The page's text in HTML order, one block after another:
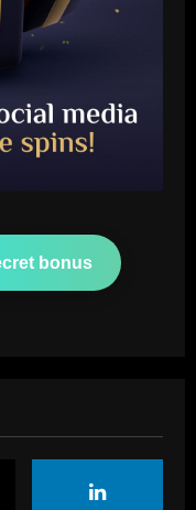
bonus
NFL Hall of Famer
ownership group
bid to sign
up move for